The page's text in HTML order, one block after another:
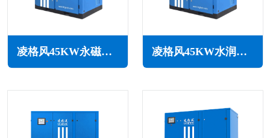
凌格风45KW永磁变频无油水润滑空压机LSW PM系列 凌格风45KW水润滑无油空压机LSW系列